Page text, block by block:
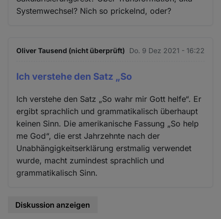
Systemwechsel? Nich so prickelnd, oder?
Oliver Tausend (nicht überprüft) Do. 9 Dez 2021 - 16:22
Ich verstehe den Satz „So
Ich verstehe den Satz „So wahr mir Gott helfe“. Er
ergibt sprachlich und grammatikalisch überhaupt
keinen Sinn. Die amerikanische Fassung „So help
me God“, die erst Jahrzehnte nach der
Unabhängigkeitserklärung erstmalig verwendet
wurde, macht zumindest sprachlich und
grammatikalisch Sinn.
Diskussion anzeigen